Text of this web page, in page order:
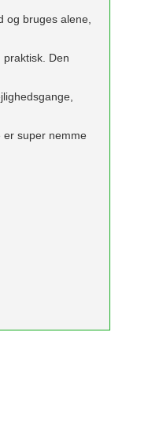
og bruges alene,
Den
er super nemme